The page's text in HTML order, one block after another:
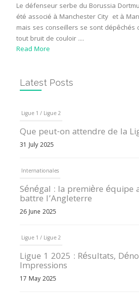
Le défenseur serbe du Borussia
été associé à Manchester City et à
mais ses conseillers se sont dépêchés
tout bruit de couloir ....
Read More
Latest Posts
Ligue 1 / Ligue 2
Que peut-on attendre de la
31 July 2025
Internationales
Sénégal : la première équipe
battre l’Angleterre
26 June 2025
Ligue 1 / Ligue 2
Ligue 1 2025 : Résultats,
Impressions
17 May 2025